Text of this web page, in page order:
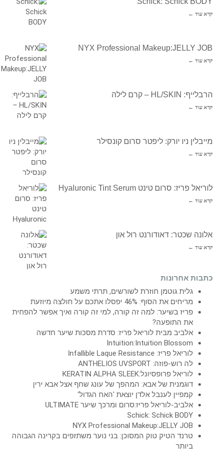
קרא עוד ←
NYX Professional Makeup:JELLY JOB
קרא עוד ←
הרבלייף: HL/SKIN – קרם לילה
קרא עוד ←
מייבלין ניו יורק: ליפטר סרום קונסילר
קרא עוד ←
לוריאל פריז: סרום טינט Hyaluronic Tint Serum
קרא עוד ←
אלונה שכטר: דאודורנט רול און
קרא עוד ←
כתבות אחרונות
גלית גוטמן חוזרת לשורשים, תרתי משמע
מריחים את הסוף: 46% יפסלו אתכם על חולצה מיוזעת
פריז בשיער: למה זה קורה, למי זה קורה ואיך אפשר להפחית
את התופעה?
אלביב מבית לוריאל פריז: סדרת מסכות שיער חדשה
Intuition:Intuition Blossom
לוריאל פריז: Infallible Laque Resistance
לה רוש-פוזה: ANTHELIOS UVSPORT
לוריאל פרופסיונל:KERATIN ALPHA SLEEK
דוגמנית של אבא: המהפך של עונג שחף אצל אבא ירין
קמפיין לענבל אלדן יוצאת 'האח הגדול'
אלביב-לוריאל פריז:סרום ומרכך שיער ULTIMATE
Schick: Schick BODY
NYX Professional Makeup:JELLY JOB
טרנד הטיק טוק המסוכן: בני נוער משתזפים בקרינה הגבוהה
ביותר